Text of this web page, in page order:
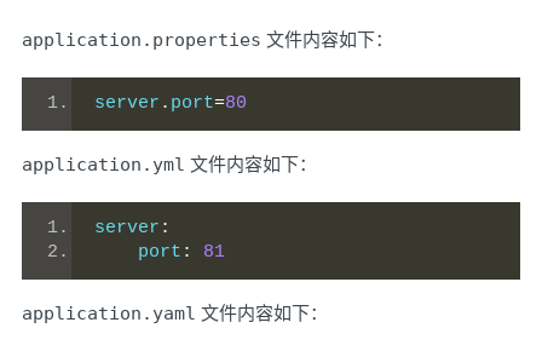
application.properties 文件内容如下：
server . port=80
application.yml 文件内容如下：
server :
    port
: 81
application.yaml 文件内容如下：